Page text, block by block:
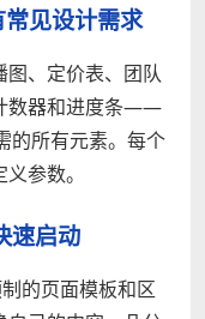
见设计需求
图、定价表、团队
数器和进度条——
的所有元素。每个
参数。
速启动
的页面模板和区